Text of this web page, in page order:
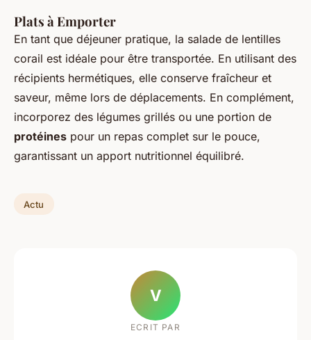
Plats à Emporter
En tant que déjeuner pratique, la salade de lentilles
corail est idéale pour être transportée. En utilisant des
récipients hermétiques, elle conserve fraîcheur et
saveur, même lors de déplacements. En complément,
incorporez des légumes grillés ou une portion de
protéines pour un repas complet sur le pouce,
garantissant un apport nutritionnel équilibré.
Actu
V
ECRIT PAR